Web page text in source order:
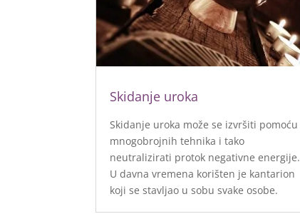
Skidanje uroka
Skidanje uroka može se izvršiti pomoću
mnogobrojnih tehnika i tako
neutralizirati protok negativne energije.
U davna vremena korišten je kantarion
koji se stavljao u sobu svake osobe.